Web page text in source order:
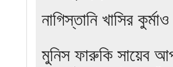
নাগিস্তানি খাসির
মুনিস ফারুকি সায়েব